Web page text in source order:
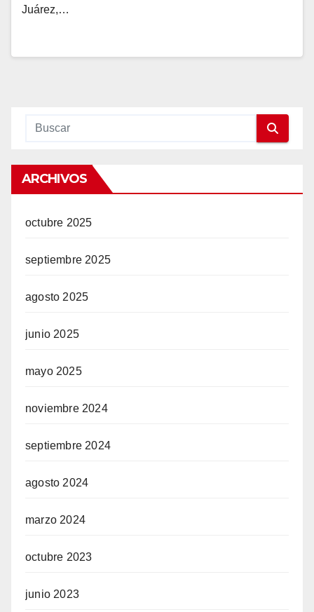
Juárez,…
ARCHIVOS
octubre 2025
septiembre 2025
agosto 2025
junio 2025
mayo 2025
noviembre 2024
septiembre 2024
agosto 2024
marzo 2024
octubre 2023
junio 2023